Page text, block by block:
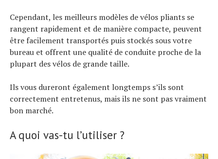
Cependant, les meilleurs modèles de vélos pliants se
rangent rapidement et de manière compacte, peuvent
être facilement transportés puis stockés sous votre
bureau et offrent une qualité de conduite proche de la
plupart des vélos de grande taille.
Ils vous dureront également longtemps s’ils sont
correctement entretenus, mais ils ne sont pas vraiment
bon marché.
A quoi vas-tu l’utiliser ?